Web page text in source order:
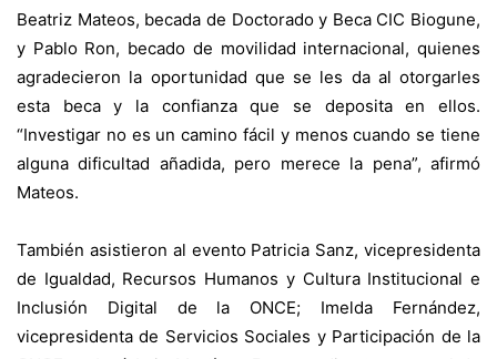
Beatriz Mateos, becada de Doctorado y Beca CIC Biogune,
y Pablo Ron, becado de movilidad internacional, quienes
agradecieron la oportunidad que se les da al otorgarles
esta beca y la confianza que se deposita en ellos.
“Investigar no es un camino fácil y menos cuando se tiene
alguna dificultad añadida, pero merece la pena”, afirmó
Mateos.
También asistieron al evento Patricia Sanz, vicepresidenta
de Igualdad, Recursos Humanos y Cultura Institucional e
Inclusión Digital de la ONCE; Imelda Fernández,
vicepresidenta de Servicios Sociales y Participación de la